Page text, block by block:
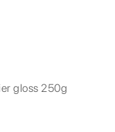
gloss 250g